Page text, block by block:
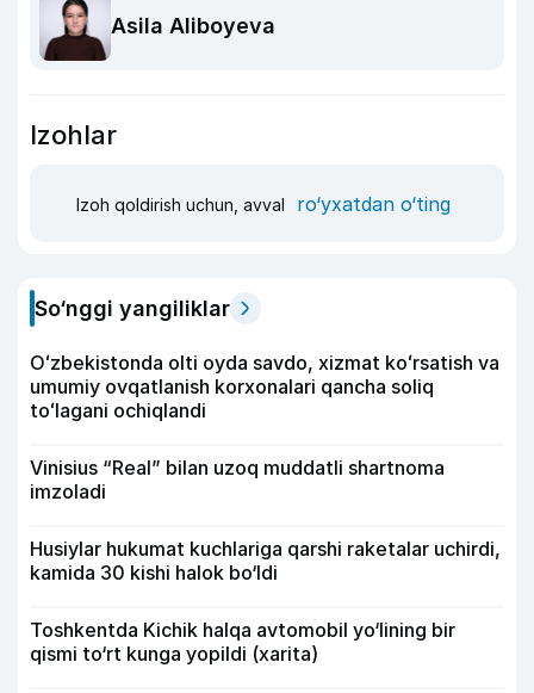
Asila Aliboyeva
Izohlar
Izoh qoldirish uchun, avval ro‘yxatdan o‘ting
So‘nggi yangiliklar
Oʻzbekistonda olti oyda savdo, xizmat koʻrsatish va
umumiy ovqatlanish korxonalari qancha soliq
toʻlagani ochiqlandi
Vinisius “Real” bilan uzoq muddatli shartnoma
imzoladi
Husiylar hukumat kuchlariga qarshi raketalar uchirdi,
kamida 30 kishi halok bo‘ldi
Toshkentda Kichik halqa avtomobil yo‘lining bir
qismi to‘rt kunga yopildi (xarita)